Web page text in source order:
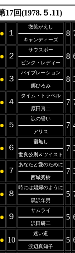
17回(1978.５.11)
● １
微笑がえし
キャンディーズ
8
● ２
サウスポー
ピンク・レディー
8
● ３
バイブレーション
郷ひろみ
8
● ４
タイム・トラベル
原田真二
7
● ５
涙の誓い
アリス
7
● ６
宿無し
世良公則＆ツイスト
7
● ７
あなたと愛のために
西城秀樹
7
● ８
時には娼婦のように
黒沢年男
5
● ９
サムライ
沢田研二
5
● 10
迷い道
渡辺真知子
5